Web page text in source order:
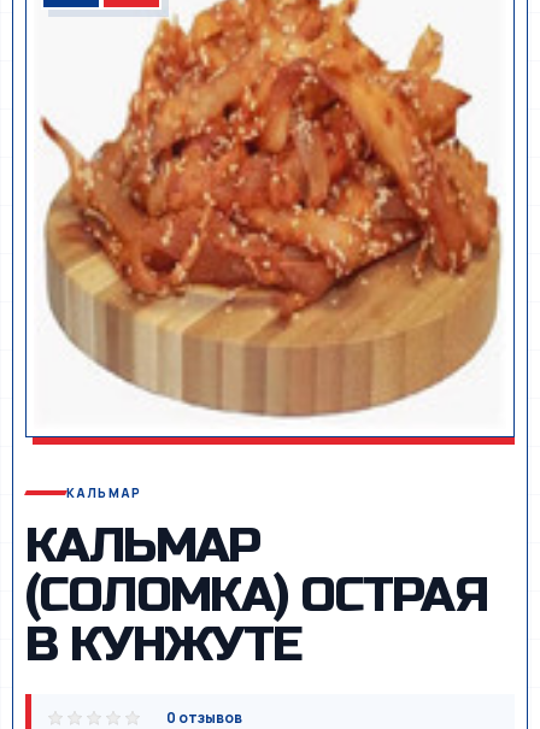
КАЛЬМАР
КАЛЬМАР
(СОЛОМКА) ОСТРАЯ
В КУНЖУТЕ
0 отзывов